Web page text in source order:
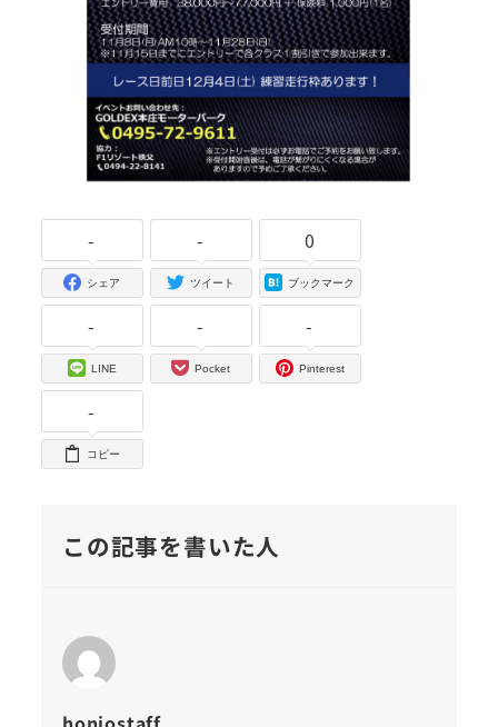
-
シェア
-
ツイート
0
ブックマーク
-
LINE
-
Pocket
-
Pinterest
-
コピー
この記事を書いた人